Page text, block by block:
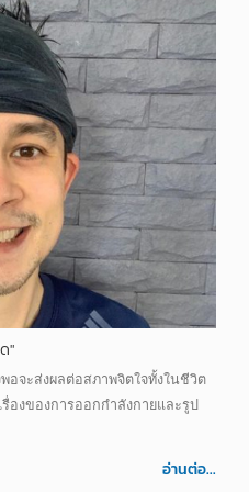
"
อจะส่งผลต่อสภาพจิตใจทั้งในชีวิต
องของการออกกำลังกายและรูป
อ่านต่อ...